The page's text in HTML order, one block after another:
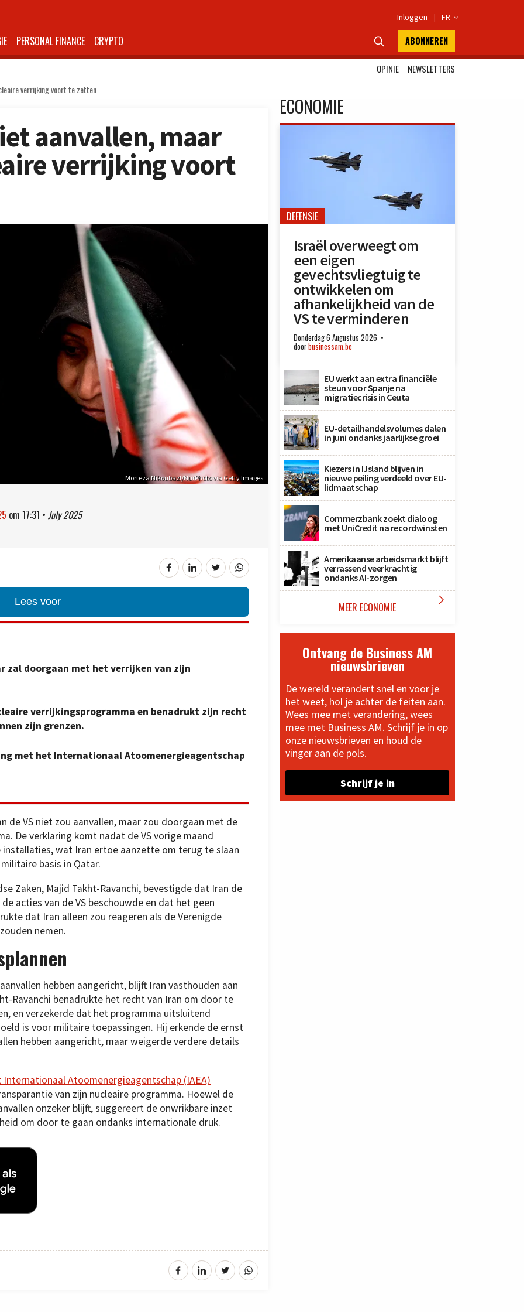
Inloggen | FR 
PERSONAL FINANCE CRYPTO  ABONNEREN
OPINIE
NEWSLETTERS
verrijking voort te zetten
aanvallen, maar
verrijking voort
Morteza Nikoubazl/NurPhoto via Getty Images
om 17:31 • July 2025
Lees voor
zal doorgaan met het verrijken van zijn
verrijkingsprogramma en benadrukt zijn recht
zijn grenzen.
met het Internationaal Atoomenergieagentschap
de VS niet zou aanvallen, maar zou doorgaan met de
De verklaring komt nadat de VS vorige maand
installaties, wat Iran ertoe aanzette om terug te slaan
basis in Qatar.
Zaken, Majid Takht-Ravanchi, bevestigde dat Iran de
acties van de VS beschouwde en dat het geen
dat Iran alleen zou reageren als de Verenigde
nemen.
hebben aangericht, blijft Iran vasthouden aan
Ravanchi benadrukte het recht van Iran om door te
en verzekerde dat het programma uitsluitend
is voor militaire toepassingen. Hij erkende de ernst
hebben aangericht, maar weigerde verdere details
Atoomenergieagentschap (IAEA)
van zijn nucleaire programma. Hoewel de
onzeker blijft, suggereert de onwrikbare inzet
om door te gaan ondanks internationale druk.
ECONOMIE
DEFENSIE
Israël overweegt om
een eigen
gevechtsvliegtuig te
ontwikkelen om
afhankelijkheid van de
VS te verminderen
Donderdag 6 Augustus 2026
doorbusinessam.be
EU werkt aan extra financiële
steun voor Spanje na
migratiecrisis in Ceuta
EU-detailhandelsvolumes dalen
in juni ondanks jaarlijkse groei
Kiezers in IJsland blijven in
nieuwe peiling verdeeld over EU-
lidmaatschap
Commerzbank zoekt dialoog
met UniCredit na recordwinsten
Amerikaanse arbeidsmarkt blijft
verrassend veerkrachtig
ondanks AI-zorgen
MEER ECONOMIE 
Ontvang de Business AM
nieuwsbrieven
De wereld verandert snel en voor je
het weet, hol je achter de feiten aan.
Wees mee met verandering, wees
mee met Business AM. Schrijf je in op
onze nieuwsbrieven en houd de
vinger aan de pols.
Schrijf je in